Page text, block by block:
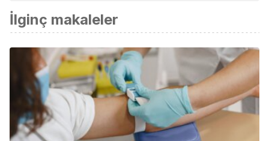
İlginç makaleler